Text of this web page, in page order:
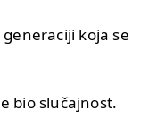
koja se
bio slučajnost.